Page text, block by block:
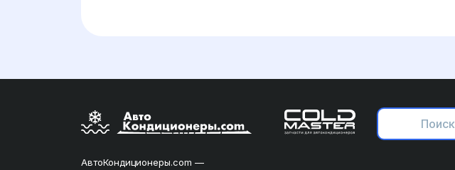
АвтоКондиционеры.com —